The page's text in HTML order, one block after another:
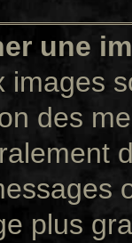
une
images
des
plus